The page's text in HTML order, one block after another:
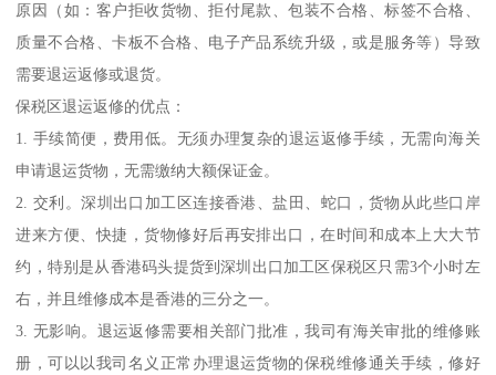
原因（如：客户拒收货物、拒付尾款、包装不合格、标签不合格、
质量不合格、卡板不合格、电子产品系统升级，或是服务等）导致
需要退运返修或退货。
保税区退运返修的优点：
1. 手续简便，费用低。无须办理复杂的退运返修手续，无需向海关
申请退运货物，无需缴纳大额保证金。
2. 交利。深圳出口加工区连接香港、盐田、蛇口，货物从此些口岸
进来方便、快捷，货物修好后再安排出口，在时间和成本上大大节
约，特别是从香港码头提货到深圳出口加工区保税区只需3个小时左
右，并且维修成本是香港的三分之一。
3. 无影响。退运返修需要相关部门批准，我司有海关审批的维修账
册，可以以我司名义正常办理退运货物的保税维修通关手续，修好